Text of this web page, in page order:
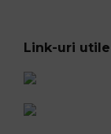
Link-uri utile